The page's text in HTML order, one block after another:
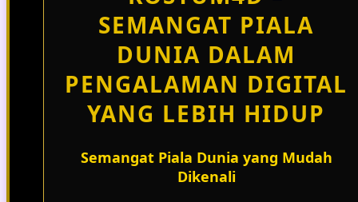
SEMANGAT PIALA
DUNIA DALAM
PENGALAMAN DIGITAL
YANG LEBIH HIDUP
Semangat Piala Dunia yang Mudah
Dikenali